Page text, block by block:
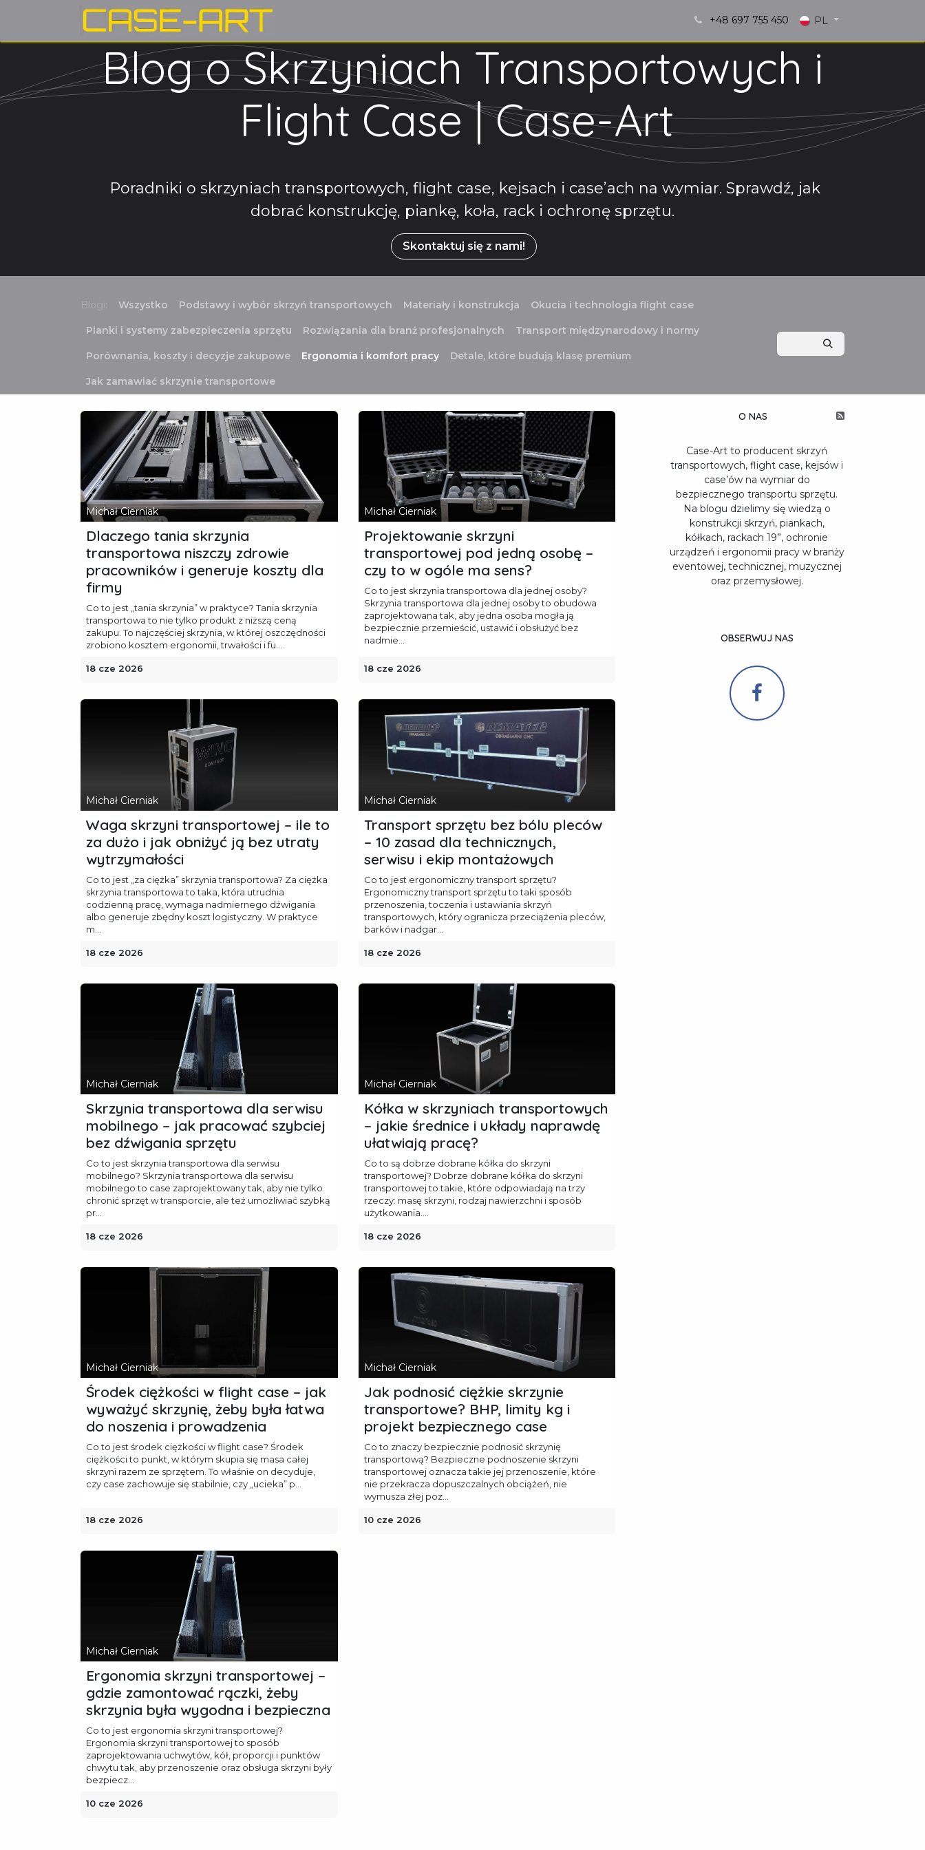
Przejdź do zawartości
+48 697 755 450 PL
Blog o Skrzyniach Transportowych i
Flight Case | Case-Art
Poradniki o skrzyniach transportowych, flight case, kejsach i case’ach na wymiar. Sprawdź, jak
dobrać konstrukcję, piankę, koła, rack i ochronę sprzętu.
Skontaktuj się z nami!
Blogi: Wszystko Podstawy i wybór skrzyń transportowych Materiały i konstrukcja Okucia i technologia flight case
Pianki i systemy zabezpieczenia sprzętu Rozwiązania dla branż profesjonalnych Transport międzynarodowy i normy
Porównania, koszty i decyzje zakupowe Ergonomia i komfort pracy Detale, które budują klasę premium
Jak zamawiać skrzynie transportowe
Michał Cierniak
Dlaczego tania skrzynia
transportowa niszczy zdrowie
pracowników i generuje koszty dla
firmy
Co to jest „tania skrzynia” w praktyce? Tania skrzynia
transportowa to nie tylko produkt z niższą ceną
zakupu. To najczęściej skrzynia, w której oszczędności
zrobiono kosztem ergonomii, trwałości i fu...
18 cze 2026
Michał Cierniak
Projektowanie skrzyni
transportowej pod jedną osobę –
czy to w ogóle ma sens?
Co to jest skrzynia transportowa dla jednej osoby?
Skrzynia transportowa dla jednej osoby to obudowa
zaprojektowana tak, aby jedna osoba mogła ją
bezpiecznie przemieścić, ustawić i obsłużyć bez
nadmie...
18 cze 2026
Michał Cierniak
Waga skrzyni transportowej – ile to
za dużo i jak obniżyć ją bez utraty
wytrzymałości
Co to jest „za ciężka” skrzynia transportowa? Za ciężka
skrzynia transportowa to taka, która utrudnia
codzienną pracę, wymaga nadmiernego dźwigania
albo generuje zbędny koszt logistyczny. W praktyce
m...
18 cze 2026
Michał Cierniak
Transport sprzętu bez bólu pleców
– 10 zasad dla technicznych,
serwisu i ekip montażowych
Co to jest ergonomiczny transport sprzętu?
Ergonomiczny transport sprzętu to taki sposób
przenoszenia, toczenia i ustawiania skrzyń
transportowych, który ogranicza przeciążenia pleców,
barków i nadgar...
18 cze 2026
Michał Cierniak
Skrzynia transportowa dla serwisu
mobilnego – jak pracować szybciej
bez dźwigania sprzętu
Co to jest skrzynia transportowa dla serwisu
mobilnego? Skrzynia transportowa dla serwisu
mobilnego to case zaprojektowany tak, aby nie tylko
chronić sprzęt w transporcie, ale też umożliwiać szybką
pr...
18 cze 2026
Michał Cierniak
Kółka w skrzyniach transportowych
– jakie średnice i układy naprawdę
ułatwiają pracę?
Co to są dobrze dobrane kółka do skrzyni
transportowej? Dobrze dobrane kółka do skrzyni
transportowej to takie, które odpowiadają na trzy
rzeczy: masę skrzyni, rodzaj nawierzchni i sposób
użytkowania....
18 cze 2026
Michał Cierniak
Środek ciężkości w flight case – jak
wyważyć skrzynię, żeby była łatwa
do noszenia i prowadzenia
Co to jest środek ciężkości w flight case? Środek
ciężkości to punkt, w którym skupia się masa całej
skrzyni razem ze sprzętem. To właśnie on decyduje,
czy case zachowuje się stabilnie, czy „ucieka” p...
18 cze 2026
Michał Cierniak
Jak podnosić ciężkie skrzynie
transportowe? BHP, limity kg i
projekt bezpiecznego case
Co to znaczy bezpiecznie podnosić skrzynię
transportową? Bezpieczne podnoszenie skrzyni
transportowej oznacza takie jej przenoszenie, które
nie przekracza dopuszczalnych obciążeń, nie
wymusza złej poz...
10 cze 2026
Michał Cierniak
Ergonomia skrzyni transportowej –
gdzie zamontować rączki, żeby
skrzynia była wygodna i bezpieczna
Co to jest ergonomia skrzyni transportowej?
Ergonomia skrzyni transportowej to sposób
zaprojektowania uchwytów, kół, proporcji i punktów
chwytu tak, aby przenoszenie oraz obsługa skrzyni były
bezpiecz...
10 cze 2026
O NAS
Case-Art to producent skrzyń
transportowych, flight case, kejsów i
case’ów na wymiar do
bezpiecznego transportu sprzętu.
Na blogu dzielimy się wiedzą o
konstrukcji skrzyń, piankach,
kółkach, rackach 19”, ochronie
urządzeń i ergonomii pracy w branży
eventowej, technicznej, muzycznej
oraz przemysłowej.
OBSERWUJ NAS